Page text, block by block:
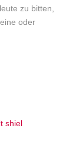
zu bitten,
oder
shiel